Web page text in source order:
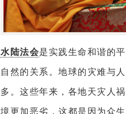
水陆法会是实践生命和谐的
自然的关系。地球的灾难与
多。这些年来，各地天灾人
境更加恶劣，这都是因为众